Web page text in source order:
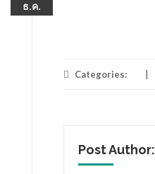
ธ.ค.
Categories:
Post Author: